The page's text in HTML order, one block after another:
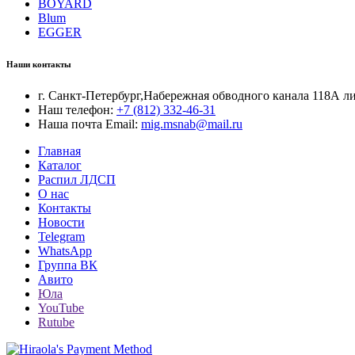
BOYARD
Blum
EGGER
Наши контакты
г. Санкт-Петербург,Набережная обводного канала 118А
Наш телефон: +7 (812) 332-46-31
Наша почта Email: mig.msnab@mail.ru
Главная
Каталог
Распил ЛДСП
О нас
Контакты
Новости
Telegram
WhatsApp
Группа ВК
Авито
Юла
YouTube
Rutube